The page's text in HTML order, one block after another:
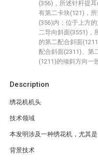
Description
绣花机机头
技术领域
本发明涉及一种绣花机，尤其是
背景技术
(356)，所述针杆提
有第二卡块(121)，
(356)内；位于上方
二导向斜面(3551)，
的第二配合斜面
配合斜面(2311)、第
(1211)的倾斜方向一